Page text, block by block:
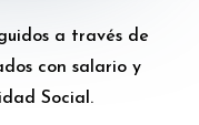
a través de
con salario y
Social.